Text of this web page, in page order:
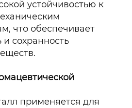
устойчивостью к
что обеспечивает
и сохранность
применяется для